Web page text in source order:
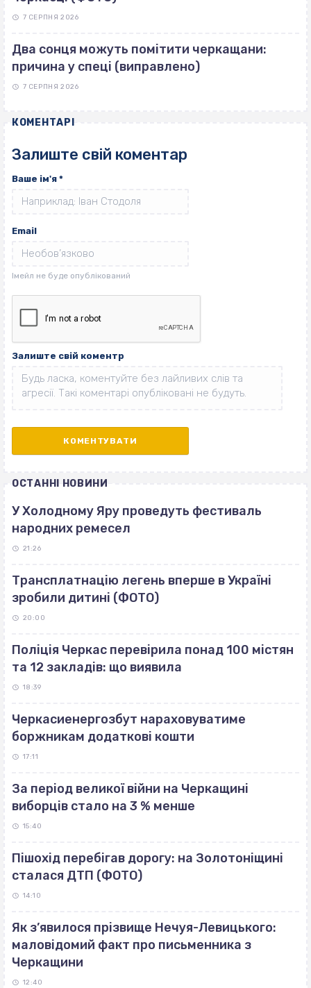
7 СЕРПНЯ 2026
Два сонця можуть помітити черкащани:
причина у спеці (виправлено)
7 СЕРПНЯ 2026
КОМЕНТАРІ
Залиште свій коментар
Ваше ім'я *
Email
Залиште свій коментр
ОСТАННІ НОВИНИ
У Холодному Яру проведуть фестиваль
народних ремесел
21:26
Трансплатнацію легень вперше в Україні
зробили дитині (ФОТО)
20:00
Поліція Черкас перевірила понад 100 містян
та 12 закладів: що виявила
18:39
Черкасиенергозбут нараховуватиме
боржникам додаткові кошти
17:11
За період великої війни на Черкащині
виборців стало на 3 % менше
15:40
Пішохід перебігав дорогу: на Золотоніщині
сталася ДТП (ФОТО)
14:10
Як з’явилося прізвище Нечуя-Левицького:
маловідомий факт про письменника з
Черкащини
12:40